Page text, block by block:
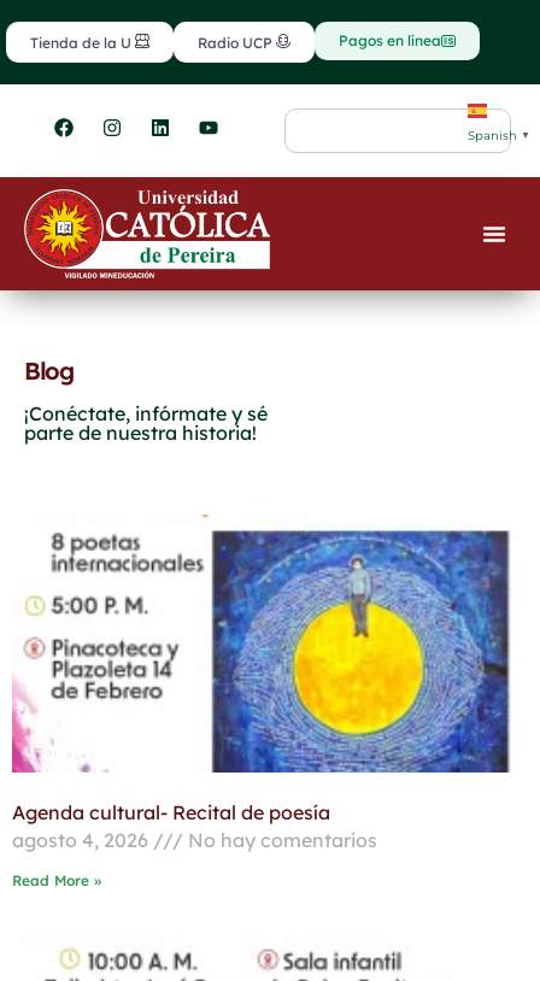
al
contenido
Tienda de la U Radio UCP Pagos en línea
F
a
e
b
o
o
k
I
n
t
g
r
m
L
i
k
e
d
i
n
Y
o
t
u
b
e
Search
Spanish ▼
Blog
¡Conéctate, infórmate y sé
parte de nuestra historia!
Agenda cultural- Recital de poesía
agosto 4, 2026
No hay comentarios
Read More »